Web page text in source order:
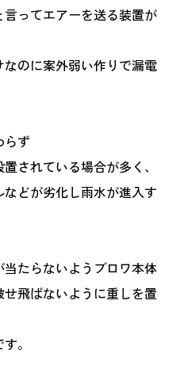
ってエアーを送る装置が
のに案外弱い作りで漏電
らず
されている場合が多く、
どが劣化し雨水が進入す
たらないようブロワ本体
飛ばないように重しを置
。